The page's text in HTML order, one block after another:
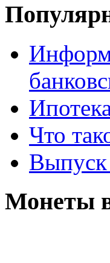
Что
Выпуск
Монеты